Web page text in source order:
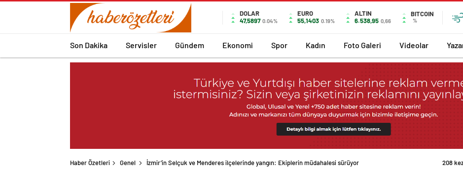
DOLAR
47,5897 0.04%
EURO
55,1403 0.19%
ALTIN
6.538,95 0,66
BITCOIN
%
Son Dakika Servisler Gündem Ekonomi Spor Kadın Foto Galeri Videolar
Haber Özetleri Genel İzmir’in Selçuk ve Menderes ilçelerinde yangın: Ekiplerin müdahalesi sürüyor 208